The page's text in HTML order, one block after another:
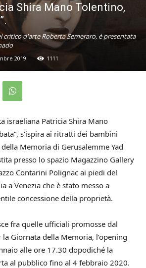
Shira Mano Tolentino,
critico d'arte Roberta Semeraro, è presentata
2019 1111
israeliana Patricia Shira Mano
s’ispira ai ritratti dei bambini
Memoria di Gerusalemme Yad
presso lo spazio Magazzino Gallery
Contarini Polignac ai piedi del
a Venezia che è stato messo a
concessione della proprietà.
fra quelle ufficiali promosse dal
Giornata della Memoria, l’opening
alle ore 17.30 dopodiché la
al pubblico fino al 4 febbraio 2020.